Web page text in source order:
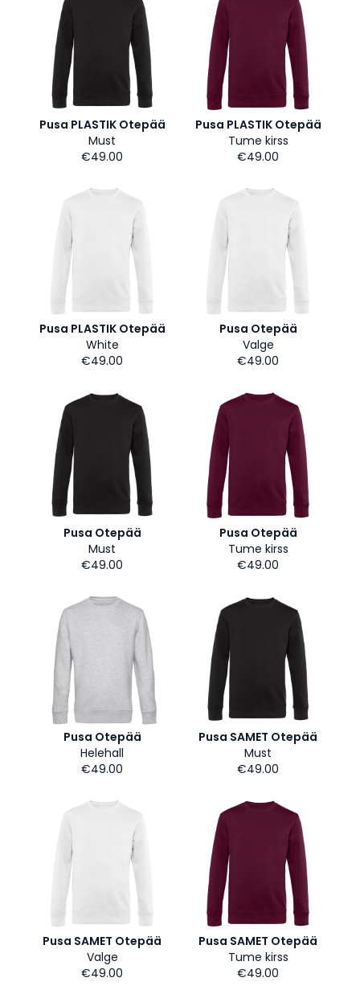
Pusa PLASTIK Otepää
Must
€49.00
Pusa PLASTIK Otepää
Tume kirss
€49.00
Pusa PLASTIK Otepää
White
€49.00
Pusa Otepää
Valge
€49.00
Pusa Otepää
Must
€49.00
Pusa Otepää
Tume kirss
€49.00
Pusa Otepää
Helehall
€49.00
Pusa SAMET Otepää
Must
€49.00
Pusa SAMET Otepää
Valge
€49.00
Pusa SAMET Otepää
Tume kirss
€49.00